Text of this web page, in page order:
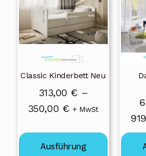
Classic Kinderbett Neu
313,00 € –
350,00 €Preisspanne:
+ MwSt
Ausführung
weist
mehrere
Varianten
Optionen
können
auf
Produktseite
gewählt
weist
auf.
der